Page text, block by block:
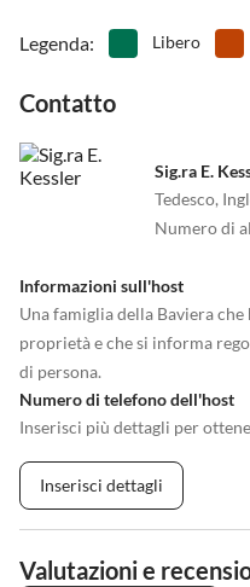
Legenda: Libero
Contatto
Sig.ra E.
Tedesco,
Numero di
Informazioni sull'host
Una famiglia della Baviera
proprietà e che si informa
di persona.
Numero di telefono dell'host
Inserisci più dettagli per
Inserisci dettagli
Valutazioni e